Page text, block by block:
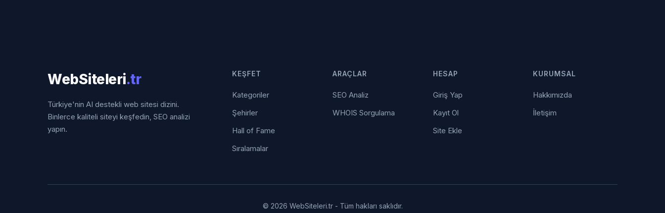
WebSiteleri.tr
Türkiye'nin AI destekli web sitesi dizini.
Binlerce kaliteli siteyi keşfedin, SEO analizi
yapın.
KEŞFET
Kategoriler
Şehirler
Hall of Fame
Sıralamalar
ARAÇLAR
SEO Analiz
WHOIS Sorgulama
HESAP
Giriş Yap
Kayıt Ol
Site Ekle
KURUMSAL
Hakkımızda
İletişim
© 2026 WebSiteleri.tr - Tüm hakları saklıdır.